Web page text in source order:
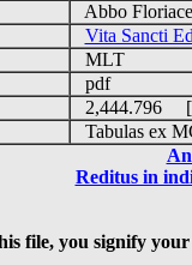
Abbo
Vita Sancti
MLT
pdf
2,444.796
Tabulas ex
Reditus in
file, you signify